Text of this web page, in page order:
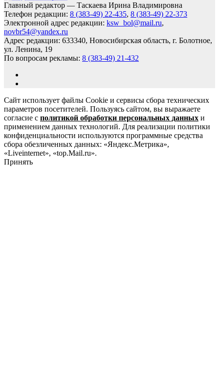
Главный редактор — Таскаева Ирина Владимировна
Телефон редакции: 8 (383-49) 22-435, 8 (383-49) 22-373
Электронной адрес редакции: ksw_bol@mail.ru,
novbr54@yandex.ru
Адрес редакции: 633340, Новосибирская область, г. Болотное,
ул. Ленина, 19
По вопросам рекламы: 8 (383-49) 21-432
Сайт использует файлы Cookie и сервисы сбора технических
параметров посетителей. Пользуясь сайтом, вы выражаете
согласие с политикой обработки персональных данных и
применением данных технологий. Для реализации политики
конфиденциальности используются программные средства
сбора обезличенных данных: «Яндекс.Метрика»,
«Liveinternet», «top.Mail.ru».
Принять